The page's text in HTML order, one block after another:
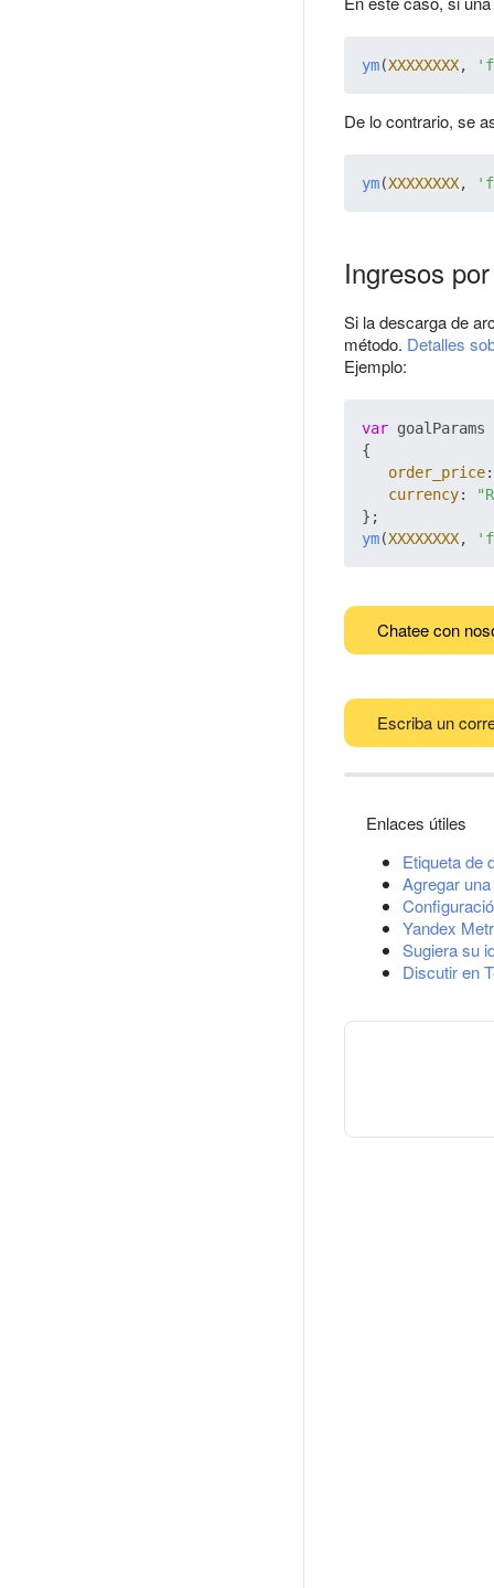
ym(XXXXXXXX,
De lo contrario, se
ym(XXXXXXXX,
Ingresos
Si la descarga de
método. Detalles
Ejemplo:
var goalParams
{
order_price
currency:
ym(XXXXXXXX,
Chatee con
Escriba un
Enlaces útiles
Etiqueta de
Agregar
Yandex
Sugiera su
Discutir en